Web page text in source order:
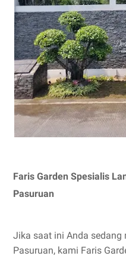
Faris Garden Spesialis
Pasuruan
Jika saat ini Anda sedang
Pasuruan, kami Faris